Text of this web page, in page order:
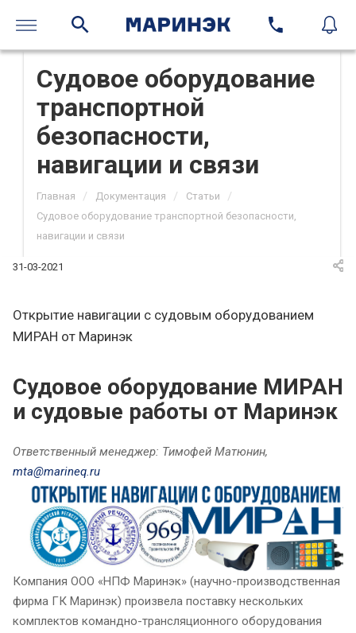
Судовое оборудование
транспортной
безопасности,
навигации и связи
Главная / Документация / Статьи /
Судовое оборудование транспортной безопасности,
навигации и связи
31-03-2021
Открытие навигации с судовым оборудованием
МИРАН от Маринэк
Судовое оборудование МИРАН
и судовые работы от Маринэк
Ответственный менеджер: Тимофей Матюнин,
mta@marineq.ru
Компания ООО «НПФ Маринэк» (научно-производственная
фирма ГК Маринэк) произвела поставку нескольких
комплектов командно-трансляционного оборудования